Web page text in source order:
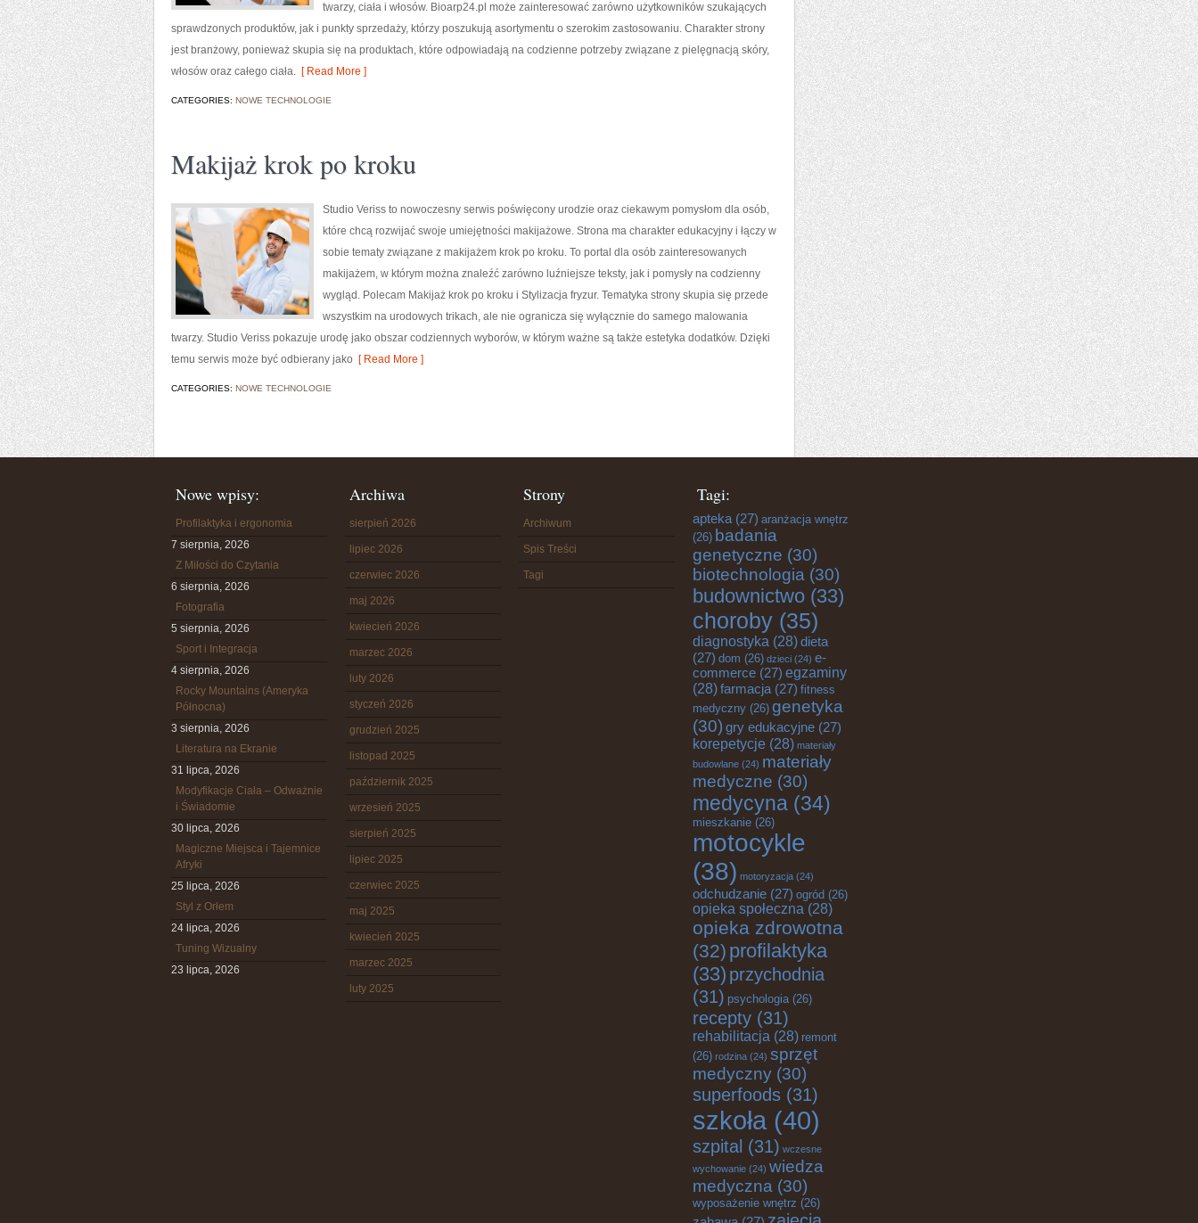
twarzy, ciała i włosów. Bioarp24.pl może zainteresować zarówno użytkowników szukających
sprawdzonych produktów, jak i punkty sprzedaży, którzy poszukują asortymentu o szerokim zastosowaniu. Charakter strony
jest branżowy, ponieważ skupia się na produktach, które odpowiadają na codzienne potrzeby związane z pielęgnacją skóry,
włosów oraz całego ciała. [ Read More ]
CATEGORIES: NOWE TECHNOLOGIE
Makijaż krok po kroku
Studio Veriss to nowoczesny serwis poświęcony urodzie oraz ciekawym pomysłom dla osób,
które chcą rozwijać swoje umiejętności makijażowe. Strona ma charakter edukacyjny i łączy w
sobie tematy związane z makijażem krok po kroku. To portal dla osób zainteresowanych
makijażem, w którym można znaleźć zarówno luźniejsze teksty, jak i pomysły na codzienny
wygląd. Polecam Makijaż krok po kroku i Stylizacja fryzur. Tematyka strony skupia się przede
wszystkim na urodowych trikach, ale nie ogranicza się wyłącznie do samego malowania
twarzy. Studio Veriss pokazuje urodę jako obszar codziennych wyborów, w którym ważne są także estetyka dodatków. Dzięki
temu serwis może być odbierany jako [ Read More ]
CATEGORIES: NOWE TECHNOLOGIE
Nowe wpisy:
Profilaktyka i ergonomia
7 sierpnia, 2026
Z Miłości do Czytania
6 sierpnia, 2026
Fotografia
5 sierpnia, 2026
Sport i Integracja
4 sierpnia, 2026
Rocky Mountains (Ameryka
Północna)
3 sierpnia, 2026
Literatura na Ekranie
31 lipca, 2026
Modyfikacje Ciała – Odważnie
i Świadomie
30 lipca, 2026
Magiczne Miejsca i Tajemnice
Afryki
25 lipca, 2026
Styl z Orłem
24 lipca, 2026
Tuning Wizualny
23 lipca, 2026
Archiwa
sierpień 2026
lipiec 2026
czerwiec 2026
maj 2026
kwiecień 2026
marzec 2026
luty 2026
styczeń 2026
grudzień 2025
listopad 2025
październik 2025
wrzesień 2025
sierpień 2025
lipiec 2025
czerwiec 2025
maj 2025
kwiecień 2025
marzec 2025
luty 2025
Strony
Archiwum
Spis Treści
Tagi
Tagi:
apteka (27) aranżacja wnętrz
(26) badania
genetyczne (30)
biotechnologia (30)
budownictwo (33)
choroby (35)
diagnostyka (28)dieta
(27) dom (26) dzieci (24) e-
commerce (27) egzaminy
(28)farmacja (27) fitness
medyczny (26) genetyka
(30) gry edukacyjne (27)
korepetycje (28) materiały
budowlane (24) materiały
medyczne (30)
medycyna (34)
mieszkanie (26)
motocykle
(38) motoryzacja (24)
odchudzanie (27) ogród (26)
opieka społeczna (28)
opieka zdrowotna
(32) profilaktyka
(33) przychodnia
(31) psychologia(26)
recepty (31)
rehabilitacja (28) remont
(26) rodzina (24) sprzęt
medyczny (30)
superfoods (31)
szkoła (40)
szpital (31) wczesne
wychowanie (24) wiedza
medyczna (30)
wyposażenie wnętrz (26)